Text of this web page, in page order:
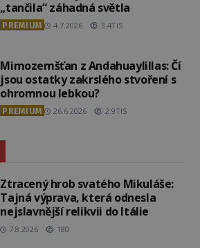
„tančila“ záhadná světla
PREMIUM 4.7.2026 3.4TIS
Mimozemšťan z Andahuaylillas: Čí
jsou ostatky zakrslého stvoření s
ohromnou lebkou?
PREMIUM 26.6.2026 2.9TIS
Ztracený hrob svatého Mikuláše:
Tajná výprava, která odnesla
nejslavnější relikvii do Itálie
7.8.2026 180